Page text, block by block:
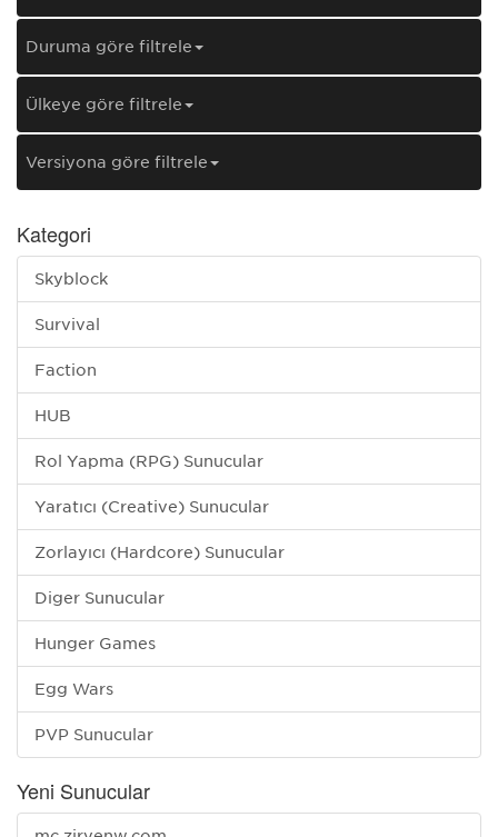
Duruma göre filtrele
Ülkeye göre filtrele
Versiyona göre filtrele
Kategori
Skyblock
Survival
Faction
HUB
Rol Yapma (RPG) Sunucular
Yaratıcı (Creative) Sunucular
Zorlayıcı (Hardcore) Sunucular
Diğer Sunucular
Hunger Games
Egg Wars
PVP Sunucular
Yeni Sunucular